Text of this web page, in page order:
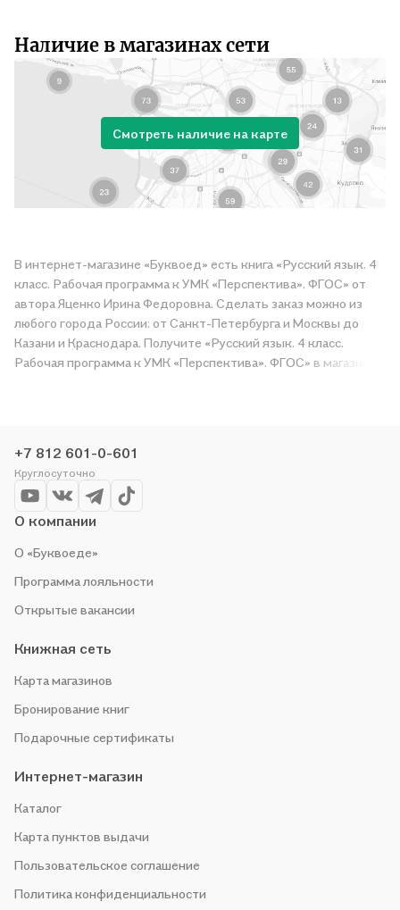
Наличие в магазинах сети
Смотреть наличие на карте
В интернет-магазине «Буквоед» есть книга «Русский язык. 4
класс. Рабочая программа к УМК «Перспектива». ФГОС» от
автора Яценко Ирина Федоровна. Сделать заказ можно из
любого города России: от Санкт-Петербурга и Москвы до
Казани и Краснодара. Получите «Русский язык. 4 класс.
Рабочая программа к УМК «Перспектива». ФГОС» в магазине
выгоду!
+7 812 601-0-601
Круглосуточно
О компании
О «Буквоеде»
Программа лояльности
Открытые вакансии
Книжная сеть
Карта магазинов
Бронирование книг
Подарочные сертификаты
Интернет-магазин
Каталог
Карта пунктов выдачи
Пользовательское соглашение
Политика конфиденциальности